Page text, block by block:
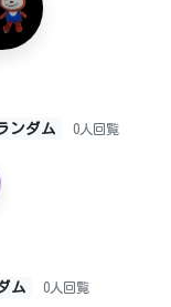
ンダム 0人回覧
ム 0人回覧